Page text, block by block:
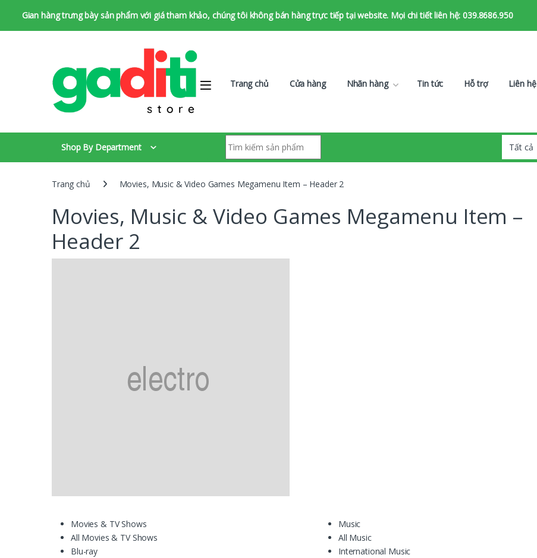
Gian hàng trưng bày sản phẩm với giá tham khảo, chúng tôi không bán hàng trực tiếp tại website. Mọi chi tiết liên hệ: 039.8686.950
Trang chủ Cửa hàng Nhãn hàng Tin tức Hỗ trợ Liên hệ
Shop By Department
Tìm kiếm:
Trang chủ Movies, Music & Video Games Megamenu Item – Header 2
Movies, Music & Video Games Megamenu Item –
Header 2
Movies & TV Shows
All Movies & TV Shows
Blu-ray
Music
All Music
International Music